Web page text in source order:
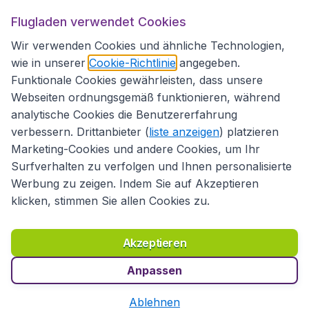
Flugladen.at
Internationale Webseiten
Richtlinien und Bedingungen
Haftungsausschluss
Datenschutzerklärung
Cookies Copyright © 2026
Flugladen verwendet Cookies
Wir verwenden Cookies und ähnliche Technologien,
wie in unserer Cookie-Richtlinie angegeben.
Funktionale Cookies gewährleisten, dass unsere
Webseiten ordnungsgemäß funktionieren, während
analytische Cookies die Benutzererfahrung
verbessern. Drittanbieter (liste anzeigen) platzieren
Marketing-Cookies und andere Cookies, um Ihr
Surfverhalten zu verfolgen und Ihnen personalisierte
Werbung zu zeigen. Indem Sie auf Akzeptieren
klicken, stimmen Sie allen Cookies zu.
Akzeptieren
Anpassen
Ablehnen